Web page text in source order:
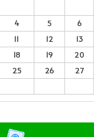
4 5 6
11 12 13
18 19 20
25 26 27